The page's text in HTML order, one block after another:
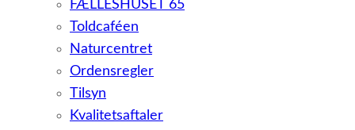
FÆLLESHUSET 65
Toldcaféen
Naturcentret
Ordensregler
Tilsyn
Kvalitetsaftaler